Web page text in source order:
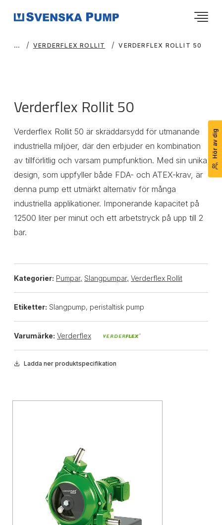
Hör av dig
VERDERFLEX ROLLIT VERDERFLEX ROLLIT 50
Verderflex Rollit 50
Verderflex Rollit 50 är skräddarsydd för utmanande
industriella miljöer, där den erbjuder en kombination
av tillförlitlig och varsam pumpfunktion. Med sin unika
design, som uppfyller både FDA- och ATEX-krav, är
denna pump ett utmärkt alternativ för många
industriella applikationer. Imponerande kapacitet på
12500 liter per minut och ett arbetstryck på upp till 2
bar.
Kategorier: Pumpar, Slangpumpar, Verderflex Rollit
Etiketter: Slangpump, peristaltisk pump
Varumärke: Verderflex
Ladda ner produktspecifikation